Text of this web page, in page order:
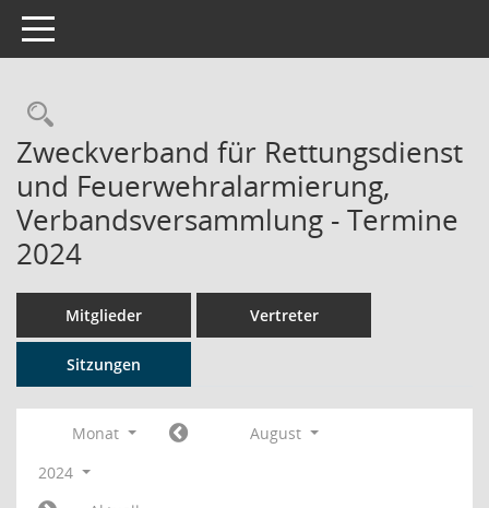
Toggle navigation
Rechercheauswahl
Zweckverband für Rettungsdienst
und Feuerwehralarmierung,
Verbandsversammlung - Termine
2024
Mitglieder Vertreter
Sitzungen
Monat
August
2024